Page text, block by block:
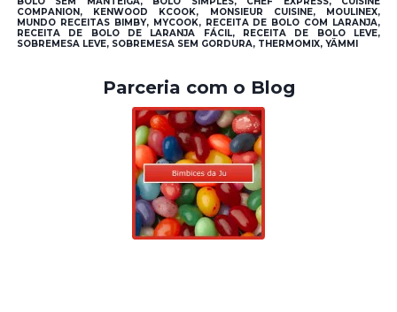
COMPANION, KENWOOD KCOOK, MONSIEUR CUISINE, MOULINEX,
MUNDO RECEITAS BIMBY, MYCOOK, RECEITA DE BOLO COM LARANJA,
RECEITA DE BOLO DE LARANJA FÁCIL, RECEITA DE BOLO LEVE,
SOBREMESA LEVE, SOBREMESA SEM GORDURA, THERMOMIX, YÄMMI
Parceria com o Blog